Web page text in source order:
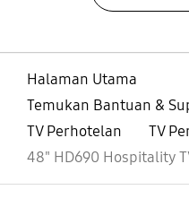
Halaman Utama
Temukan Bantuan &
TV Perhotelan
TV
48" HD690 Hospitality